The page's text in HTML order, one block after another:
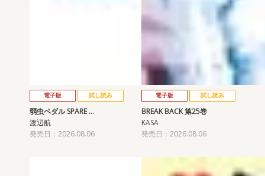
電子版 試し読み
弱虫ペダル SPARE …
渡辺航
発売日：2026.08.06
電子版 試し読み
BREAK BACK 第25巻
KASA
発売日：2026.08.06